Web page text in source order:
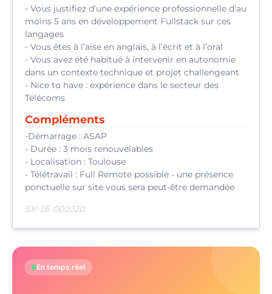
- Vous justifiez d’une expérience professionnelle d’au
moins 5 ans en développement Fullstack sur ces
langages
- Vous êtes à l’aise en anglais, à l’écrit et à l’oral
- Vous avez été habitué à intervenir en autonomie
dans un contexte technique et projet challengeant
- Nice to have : expérience dans le secteur des
Télécoms
Compléments
-Démarrage : ASAP
- Durée : 3 mois renouvelables
- Localisation : Toulouse
- Télétravail : Full Remote possible - une présence
ponctuelle sur site vous sera peut-être demandée
SK-26-002020
En temps réel